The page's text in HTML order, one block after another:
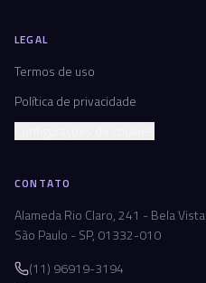
LEGAL
Termos de uso
Política de privacidade
CONTATO
Alameda Rio Claro, 241 - Bela Vista
São Paulo - SP, 01332-010
(11) 96919-3194